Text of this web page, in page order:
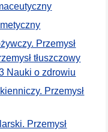
Przemysł
tłuszczowy
Nauki o zdrowiu
Przemysł
Przemysł